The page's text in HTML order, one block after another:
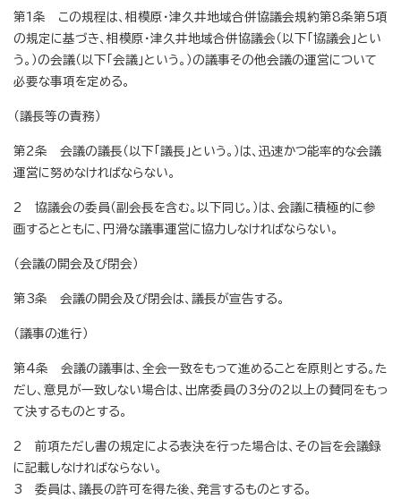
第1条 この規程は、相模原・津久井地域合併協議会規約第8条第5項
の規定に基づき、相模原・津久井地域合併協議会（以下「協議会」とい
う。）の会議（以下「会議」という。）の議事その他会議の運営について
必要な事項を定める。
（議長等の責務）
第2条 会議の議長（以下「議長」という。）は、迅速かつ能率的な会議
運営に努めなければならない。
2 協議会の委員（副会長を含む。以下同じ。）は、会議に積極的に参
画するとともに、円滑な議事運営に協力しなければならない。
（会議の開会及び閉会）
第3条 会議の開会及び閉会は、議長が宣告する。
（議事の進行）
第4条 会議の議事は、全会一致をもって進めることを原則とする。た
だし、意見が一致しない場合は、出席委員の3分の2以上の賛同をもっ
て決するものとする。
2 前項ただし書の規定による表決を行った場合は、その旨を会議録
に記載しなければならない。
3 委員は、議長の許可を得た後、発言するものとする。